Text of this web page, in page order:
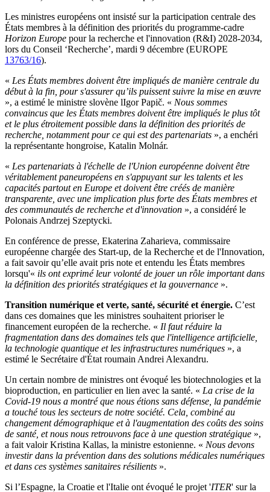
Les ministres européens ont insisté sur la participation centrale des
États membres à la définition des priorités du programme-cadre
Horizon Europe pour la recherche et l'innovation (R&I) 2028-2034,
lors du Conseil ‘Recherche’, mardi 9 décembre (EUROPE
13763/16).
« Les États membres doivent être impliqués de manière centrale du
début à la fin, pour s'assurer qu’ils puissent suivre la mise en œuvre
», a estimé le ministre slovène lIgor Papič. « Nous sommes
convaincus que les États membres doivent être impliqués le plus tôt
et le plus étroitement possible dans la définition des priorités de
recherche, notamment pour ce qui est des partenariats », a enchéri
la représentante hongroise, Katalin Molnár.
« Les partenariats à l'échelle de l'Union européenne doivent être
véritablement paneuropéens en s'appuyant sur les talents et les
capacités partout en Europe et doivent être créés de manière
transparente, avec une implication plus forte des États membres et
des communautés de recherche et d'innovation », a considéré le
Polonais Andrzej Szeptycki.
En conférence de presse, Ekaterina Zaharieva, commissaire
européenne chargée des Start-up, de la Recherche et de l'Innovation,
a fait savoir qu’elle avait pris note et entendu les États membres
lorsqu'« ils ont exprimé leur volonté de jouer un rôle important dans
la définition des priorités stratégiques et la gouvernance ».
Transition numérique et verte, santé, sécurité et énergie. C’est
dans ces domaines que les ministres souhaitent prioriser le
financement européen de la recherche. « Il faut réduire la
fragmentation dans des domaines tels que l'intelligence artificielle,
la technologie quantique et les infrastructures numériques », a
estimé le Secrétaire d'État roumain Andrei Alexandru.
Un certain nombre de ministres ont évoqué les biotechnologies et la
bioproduction, en particulier en lien avec la santé. « La crise de la
Covid-19 nous a montré que nous étions sans défense, la pandémie
a touché tous les secteurs de notre société. Cela, combiné au
changement démographique et à l'augmentation des coûts des soins
de santé, et nous nous retrouvons face à une question stratégique »,
a fait valoir Kristina Kallas, la ministre estonienne. « Nous devons
investir dans la prévention dans des solutions médicales numériques
et dans ces systèmes sanitaires résilients ».
Si l’Espagne, la Croatie et l'Italie ont évoqué le projet 'ITER' sur la